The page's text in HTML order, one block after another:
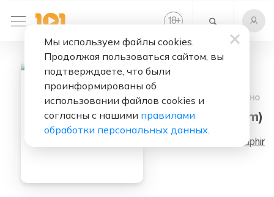
18+
Слушать бесплатно
Saphir (Album)
Saphir
Мы используем файлы cookies.
Продолжая пользоваться сайтом, вы
подтверждаете, что были
проинформированы об
использовании файлов cookies и
согласны с нашими правилами
обработки персональных данных.